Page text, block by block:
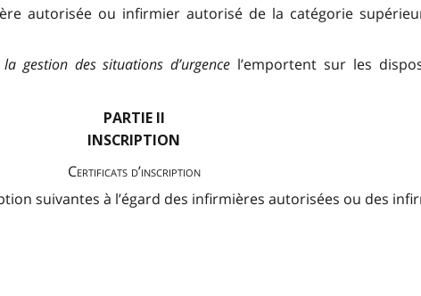
autorisée ou infirmier autorisé de la catégorie
gestion des situations d’urgence l’emportent sur les
PARTIE II
INSCRIPTION
Certificats d’inscription
suivantes à l’égard des infirmières autorisées ou des